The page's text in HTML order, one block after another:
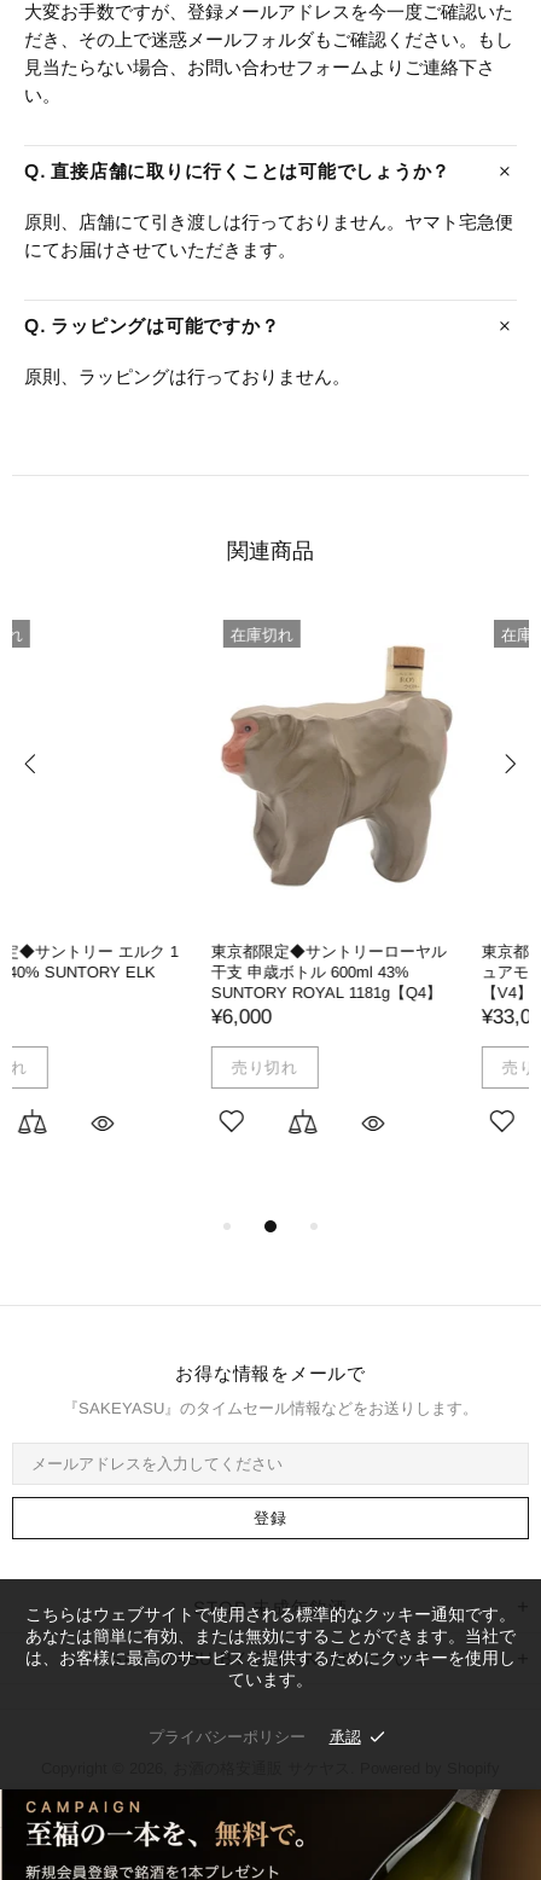
大変お手数ですが、登録メールアドレスを今一度ご確認いた
だき、その上で迷惑メールフォルダもご確認ください。もし
見当たらない場合、お問い合わせフォームよりご連絡下さ
い。
Q. 直接店舗に取りに行くことは可能でしょうか？
原則、店舗にて引き渡しは行っておりません。ヤマト宅急便
にてお届けさせていただきます。
Q. ラッピングは可能ですか？
原則、ラッピングは行っておりません。
関連商品
東京都限定◆サントリーローヤル
干支 申歳ボトル 600ml 43%
SUNTORY ROYAL 1181g【Q4】
東京都限定◆ニッカ 竹鶴 17年 ピ
ュアモルト 700ml 43% NIKKA
【V4】
お得な情報をメールで
『SAKEYASU』のタイムセール情報などをお送りします。
STOP 未成年飲酒
SAKEYASU BY STOCKLABについて
こちらはウェブサイトで使用される標準的なクッキー通知です。
あなたは簡単に有効、または無効にすることができます。当社で
は、お客様に最高のサービスを提供するためにクッキーを使用し
ています。
プライバシーポリシー 承認